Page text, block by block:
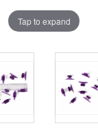
Tap to expand